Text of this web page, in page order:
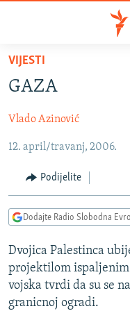
Pređite
glavni
Pređite
na
navigaciju
Pređite
na
pretragu
SRBIJA
KOSOVO
CRNA GORA
VIZUELNO
VIDEO
FOTOGALERIJE
INFOGRAFIKE
PODCASTI
RAT U UKRAJINI
KINA NA BALKANU
RSE PRIČE IZ SVIJETA
VIJESTI
GAZA
Vlado Azinović
12. april/travanj, 2006.
Podijelite
Dodajte Radio Slobodna
Dvojica Palestinca
projektilom ispaljenim
vojska tvrdi da su se
granicnoj ogradi.